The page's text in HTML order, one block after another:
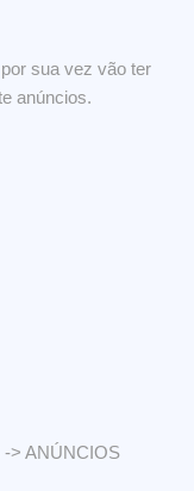
sua vez vão ter
anúncios.
> ANÚNCIOS